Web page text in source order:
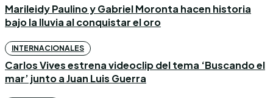
Marileidy Paulino y Gabriel Moronta hacen historia
bajo la lluvia al conquistar el oro
INTERNACIONALES
Carlos Vives estrena videoclip del tema ‘Buscando el
mar’ junto a Juan Luis Guerra